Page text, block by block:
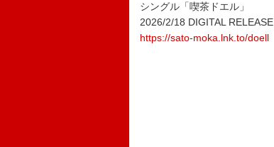
シングル「喫茶ドエル」
2026/2/18 DIGITAL RELEASE
https://sato-moka.lnk.to/doell